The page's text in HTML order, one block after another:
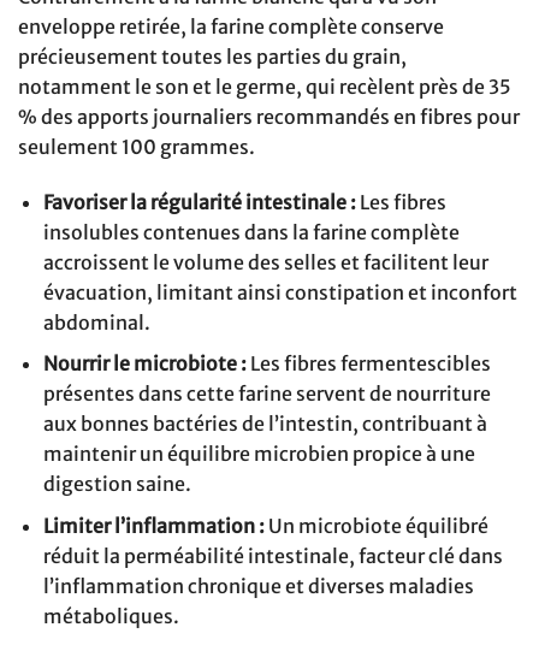
enveloppe retirée, la farine complète conserve
précieusement toutes les parties du grain,
notamment le son et le germe, qui recèlent près de 35
% des apports journaliers recommandés en fibres pour
seulement 100 grammes.
Favoriser la régularité intestinale : Les fibres
insolubles contenues dans la farine complète
accroissent le volume des selles et facilitent leur
évacuation, limitant ainsi constipation et inconfort
abdominal.
Nourrir le microbiote : Les fibres fermentescibles
présentes dans cette farine servent de nourriture
aux bonnes bactéries de l’intestin, contribuant à
maintenir un équilibre microbien propice à une
digestion saine.
Limiter l’inflammation : Un microbiote équilibré
réduit la perméabilité intestinale, facteur clé dans
l’inflammation chronique et diverses maladies
métaboliques.